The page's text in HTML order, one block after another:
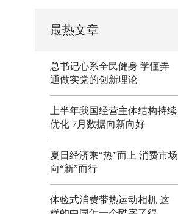
最热文章
总书记心系全民健身 学懂弄
通做实党的创新理论
上半年我国经营主体结构持续
优化 7月数据向新向好
夏日经济乘“热”而上 消费市场
向“新”而行
体验式消费带热运动相机 这